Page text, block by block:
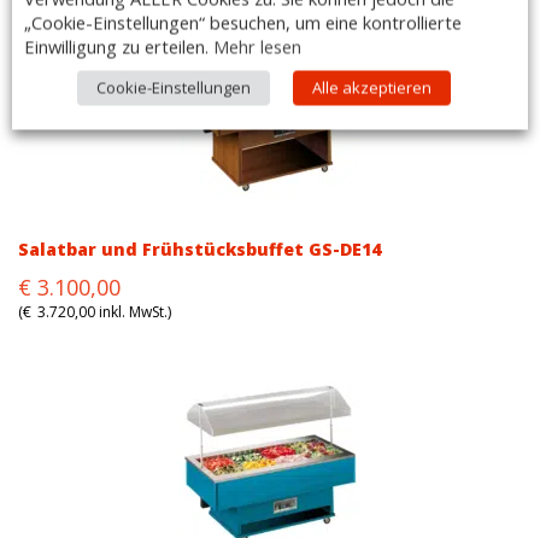
Salatbar und Frühstücksbuffet GS-DE14
Original
price
€ 3.100,00
price
(€ 3.720,00inkl. MwSt.)
„Cookie-Einstellungen“ besuchen, um eine kontrollierte
Einwilligung zu erteilen. Mehr lesen
Cookie-Einstellungen Alle akzeptieren